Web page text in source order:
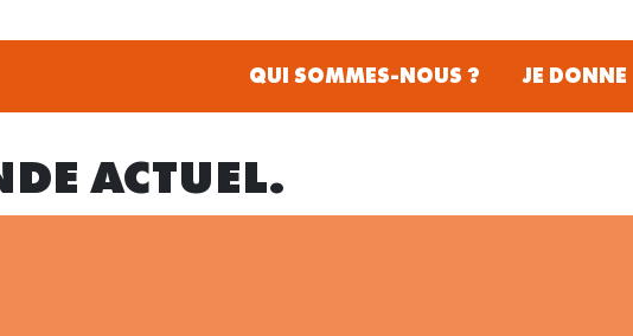
QUI SOMMES-NOUS ? JE DONNE
ACTUEL.